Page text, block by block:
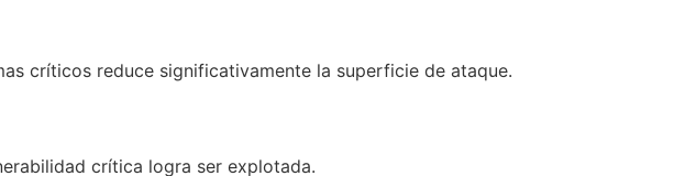
críticos reduce significativamente la superficie de ataque.
crítica logra ser explotada.